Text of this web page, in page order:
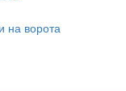
на ворота